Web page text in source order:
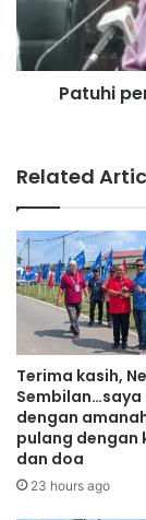
m
b
n
R
M
1
1
6
0
k
e
p
a
p
e
r
a
n
j
a
l
a
a
y
a
k
e
t
Patuhi
Related
Terima kasih,
dengan
pulang dengan
dan doa
23 hours ago